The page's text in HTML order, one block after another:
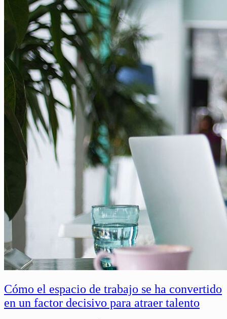
Cómo el espacio de trabajo se ha convertido
en un factor decisivo para atraer talento